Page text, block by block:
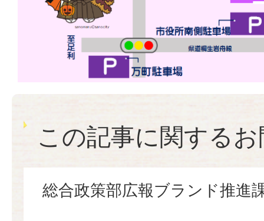
この記事に関する
総合政策部広報ブランド推進